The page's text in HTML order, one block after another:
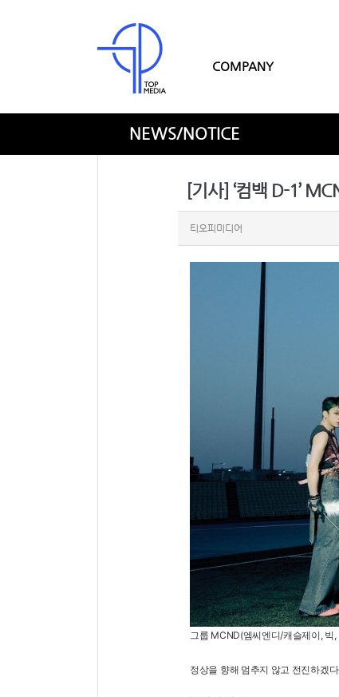
COMPANY
NEWS/NOTICE
[기사] ‘컴백 D-1’
티오피미디어
그룹 MCND(엠씨엔디/캐슬제이, 빅,
정상을 향해 멈추지 않고 전진하겠